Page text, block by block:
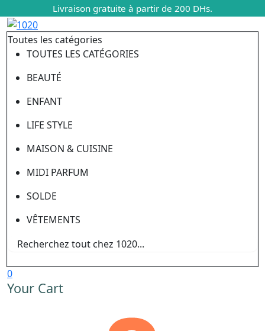
Livraison gratuite à partir de 200 DHs.
Toutes les catégories
TOUTES LES CATÉGORIES
BEAUTÉ
ENFANT
LIFE STYLE
MAISON & CUISINE
MIDI PARFUM
SOLDE
VÊTEMENTS
0
Your Cart